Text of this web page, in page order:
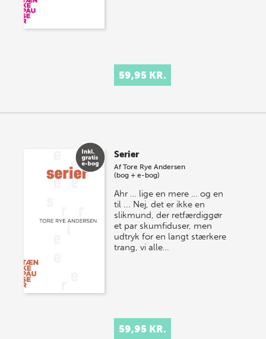
59,95 KR.
Serier
AfTore Rye Andersen
(bog + e-bog)
Ahr … lige en mere … og en
til ... Nej, det er ikke en
slikmund, der retfærdiggør
et par skumfiduser, men
udtryk for en langt stærkere
trang, vi alle…
59,95 KR.